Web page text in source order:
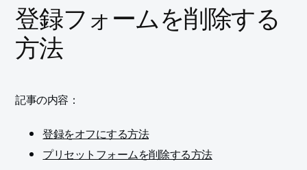
登録フォームを削除する
方法
記事の内容：
登録をオフにする方法
プリセットフォームを削除する方法